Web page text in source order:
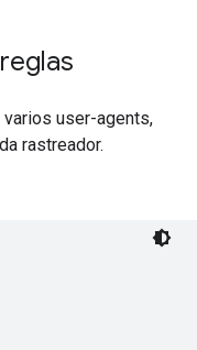
varios user-agents,
rastreador.